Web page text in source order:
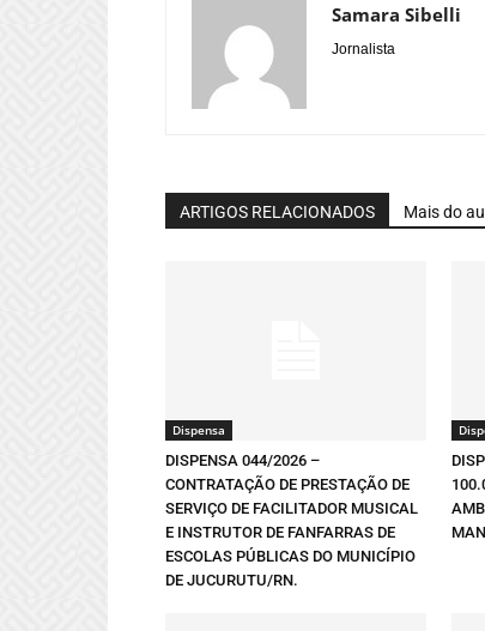
Samara Sibelli
Jornalista
ARTIGOS RELACIONADOS Mais do
Dispensa
DISPENSA 044/2026 –
CONTRATAÇÃO DE PRESTAÇÃO DE
SERVIÇO DE FACILITADOR MUSICAL
E INSTRUTOR DE FANFARRAS DE
ESCOLAS PÚBLICAS DO MUNICÍPIO
DE JUCURUTU/RN.